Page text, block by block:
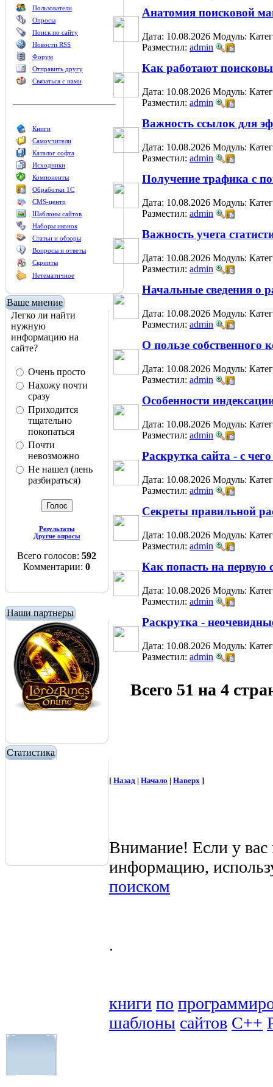
Пользователи
Опросы
Поиск по сайту
Новости RSS
Форум
Отправить другу
Связаться с нами
Книги
Самоучители
Каталог софта
Исходники
Компоненты
Обработки 1С
CMS-центр
Шаблоны сайтов
Наборы иконок
Статьи и обзоры
Вопросы и ответы
Скрипты
Нетематичное
Ваше мнение
Легко ли найти
нужную
информацию на
сайте?
Очень просто
Нахожу почти
сразу
Приходится
тщательно
покопаться
Почти
невозможно
Не нашел (лень
разбираться)
Результаты
Другие опросы
Всего голосов: 592
Комментарии: 0
Наши партнеры
Статистика
Анатомия поисковой
Дата: 10.08.2026 Модуль:
Разместил: admin
Как работают
Дата: 10.08.2026 Модуль:
Разместил: admin
Важность ссылок для
Дата: 10.08.2026 Модуль:
Разместил: admin
Получение трафика с
Дата: 10.08.2026 Модуль:
Разместил: admin
Важность учета
Дата: 10.08.2026 Модуль:
Разместил: admin
Начальные сведения о
Дата: 10.08.2026 Модуль:
Разместил: admin
О пользе собственного
Дата: 10.08.2026 Модуль:
Разместил: admin
Особенности
Дата: 10.08.2026 Модуль:
Разместил: admin
Раскрутка сайта - с
Дата: 10.08.2026 Модуль:
Разместил: admin
Секреты правильной
Дата: 10.08.2026 Модуль:
Разместил: admin
Как попасть на первую
Дата: 10.08.2026 Модуль:
Разместил: admin
Раскрутка -
Дата: 10.08.2026 Модуль:
Разместил: admin
Всего 51 на 4
[ Назад | Начало | Наверх ]
Внимание! Если у
информацию,
поиском
.
книги по
шаблоны сайтов C++